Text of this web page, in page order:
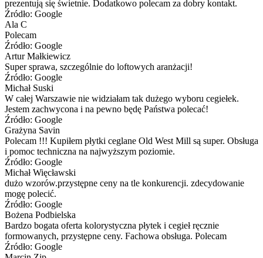
prezentują się świetnie. Dodatkowo polecam za dobry kontakt.
Źródło: Google
Ala C
Polecam
Źródło: Google
Artur Małkiewicz
Super sprawa, szczególnie do loftowych aranżacji!
Źródło: Google
Michał Suski
W całej Warszawie nie widziałam tak dużego wyboru cegiełek.
Jestem zachwycona i na pewno będę Państwa polecać!
Źródło: Google
Grażyna Savin
Polecam !!! Kupiłem płytki ceglane Old West Mill są super. Obsługa
i pomoc techniczna na najwyższym poziomie.
Źródło: Google
Michał Więcławski
dużo wzorów.przystępne ceny na tle konkurencji. zdecydowanie
mogę polecić.
Źródło: Google
Bożena Podbielska
Bardzo bogata oferta kolorystyczna płytek i cegieł ręcznie
formowanych, przystępne ceny. Fachowa obsługa. Polecam
Źródło: Google